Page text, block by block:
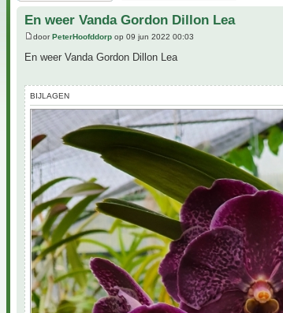
En weer Vanda Gordon Dillon Lea
doorPeterHoofddorp op 09 jun 2022 00:03
En weer Vanda Gordon Dillon Lea
BIJLAGEN